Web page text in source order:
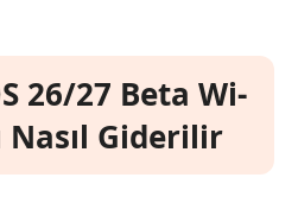
26/27 Beta Wi-
Nasıl Giderilir